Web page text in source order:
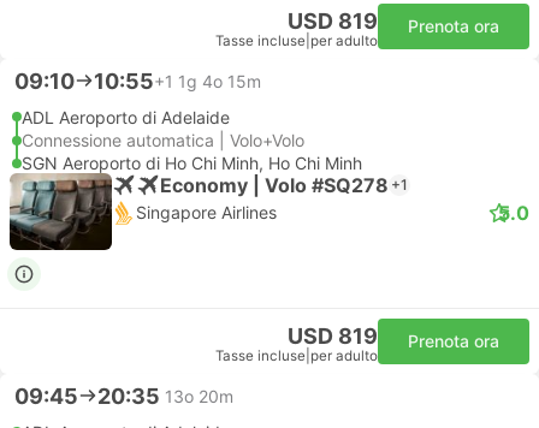
USD 819
Tasse incluse per adulto
Prenota ora
09:10 10:55+1 1g 4o 15m
ADL Aeroporto di Adelaide
Connessione automatica | Volo+Volo
SGN Aeroporto di Ho Chi Minh, Ho Chi Minh
Economy | Volo #SQ278 +1
Singapore Airlines 5.0
USD 819
Tasse incluse per adulto
Prenota ora
09:45 20:35 13o 20m